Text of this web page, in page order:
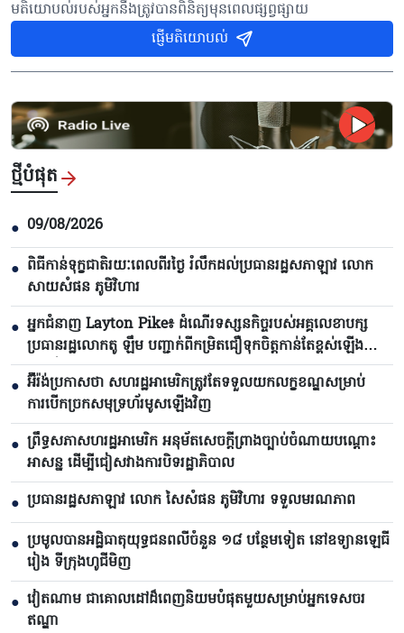
មតិយោបល់របស់អ្នកនឹងត្រូវបានពិនិត្យមុនពេលផ្សព្វផ្សាយ
ផ្ញើមតិយោបល់
ថ្មីបំផុត
● 09/08/2026
● ពិធីកាន់ទុក្ខជាតិរយៈពេលពីរថ្ងៃ រំលឹកដល់ប្រធានរដ្ឋសភាឡាវ លោក
សាយសំផន ភូមិវិហារ
● អ្នកជំនាញ Layton Pike៖ ដំណើរទស្សនកិច្ចរបស់អគ្គលេខាបក្ស
ប្រធានរដ្ឋលោកតូ ឡឹម បញ្ជាក់ពីកម្រិតជឿទុកចិត្តកាន់តែខ្ពស់ឡើង
រវាងវៀតណាមនិងអូស្ត្រាលី
● អ៊ីរ៉ង់ប្រកាសថា សហរដ្ឋអាមេរិកត្រូវតែទទួលយកលក្ខខណ្ឌសម្រាប់
ការបើកច្រកសមុទ្រហ័រមូសឡើងវិញ
● ព្រឹទ្ធសភាសហរដ្ឋអាមេរិក អនុម័តសេចក្តីព្រាងច្បាប់ចំណាយបណ្តោះ
អាសន្ន ដើម្បីជៀសវាងការបិទរដ្ឋាភិបាល
● ប្រធានរដ្ឋសភាឡាវ លោក សៃសំផន ភូមិវិហារ ទទួលមរណភាព
● ប្រមូលបានអដ្ឋិធាតុយុទ្ធជនពលីចំនួន ១៨ បន្ថែមទៀត នៅឧទ្យានឡេធី
រៀង ទីក្រុងហូជីមិញ
● វៀតណាម ជាគោលដៅដ៏ពេញនិយមបំផុតមួយសម្រាប់អ្នកទេសចរ
ឥណ្ឌា